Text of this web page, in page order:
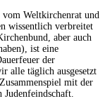
vom Weltkirchenrat und
wissentlich verbreitet
aber auch
ist eine
der
alle täglich ausgesetzt
mit der